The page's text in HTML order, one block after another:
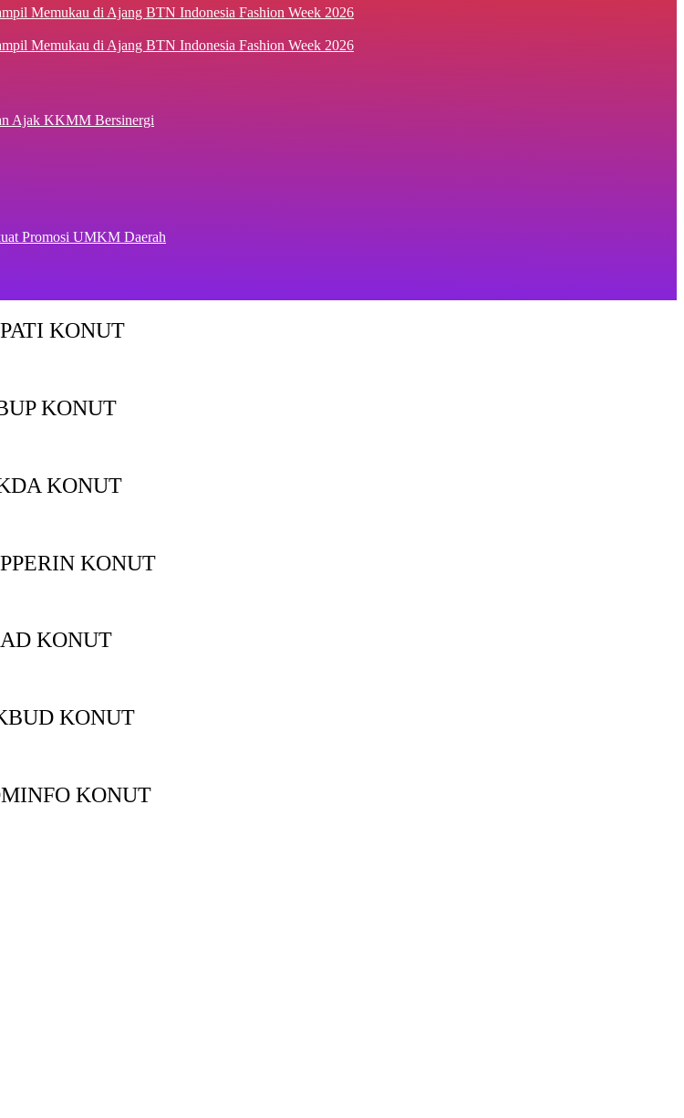
Memukau di Ajang BTN Indonesia Fashion Week 2026
Ajak KKMM Bersinergi
Promosi UMKM Daerah
KONUT
KONUT
KONUT
KONUT
KONUT
KONUT
KONUT